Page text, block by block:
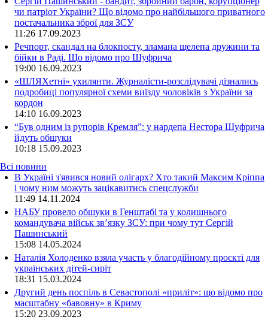
чи патріот України? Що відомо про найбільшого приватного
постачальника зброї для ЗСУ
11:26 17.09.2023
Речпорт, скандал на блокпосту, зламана щелепа дружини та
бійки в Раді. Що відомо про Шуфрича
19:00 16.09.2023
«ШЛЯХетні» ухилянти. Журналісти-розслідувачі дізнались
подробиці популярної схеми виїзду чоловіків з України за
кордон
14:10 16.09.2023
“Був одним із рупорів Кремля”: у нардепа Нестора Шуфрича
йдуть обшуки
10:18 15.09.2023
Всі новини
В Україні з'явився новий олігарх? Хто такий Максим Кріппа
і чому ним можуть зацікавитись спецслужби
11:49 14.11.2024
НАБУ провело обшуки в Генштабі та у колишнього
командувача військ зв’язку ЗСУ: при чому тут Сергій
Пашинський
15:08 14.05.2024
Наталія Холоденко взяла участь у благодійному проєкті для
українських дітей-сиріт
18:31 15.03.2024
Другий день поспіль в Севастополі «приліт»: що відомо про
масштабну «бавовну» в Криму
15:20 23.09.2023